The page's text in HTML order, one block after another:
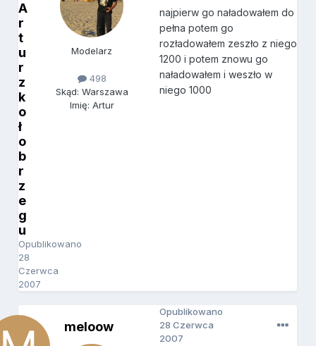
A
r
t
u
r
z
k
o
ł
o
b
r
z
e
g
u
Opublikowano
28
Czerwca
2007
Modelarz
498
Skąd: Warszawa
Imię: Artur
najpierw go naładowałem do
pełna potem go
rozładowałem zeszło z niego
1200 i potem znowu go
naładowałem i weszło w
niego 1000
meloow
Opublikowano
28 Czerwca
2007